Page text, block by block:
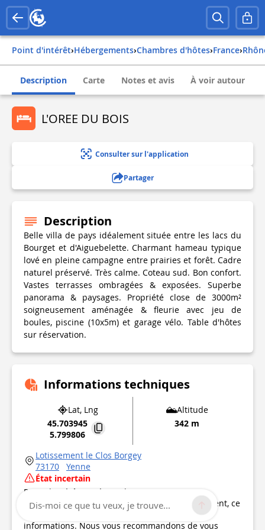
Point d'intérêt› Hébergements› Chambres d'hôtes› france›
Description Carte Notes et avis À voir autour
L'OREE DU BOIS
Consulter sur l'application
Partager
Description
Belle villa de pays idéalement située entre les lacs du
Bourget et d'Aiguebelette. Charmant hameau typique
lové en pleine campagne entre prairies et forêt. Cadre
naturel préservé. Très calme. Coteau sud. Bon confort.
Vastes terrasses ombragées & exposées. Superbe
panorama & paysages. Propriété close de 3000m²
soigneusement aménagée & fleurie avec jeu de
boules, piscine (10x5m) et garage vélo. Table d'hôtes
sur réservation.
Informations techniques
Lat, Lng
45.703945
5.799806
Altitude
342 m
Lotissement le Clos Borgey
73170
Yenne
État incertain
Point d'intérêt mis à jour le
Ce point d’intérêt n'a pas été mis à jour récemment, ce
qui pourrait compromettre la fiabilité de ces
informations. Nous vous recommandons de vous
Dis-moi ce que tu veux, je trouve...